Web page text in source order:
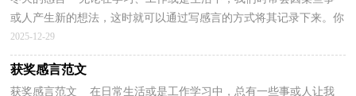
或人产生新的想法，这时就可以通过写感言的方式将其记录下来。你
想好怎么写感言了吗？下面是小编整理的冬天的感言...
2025-12-29
获奖感言范文
获奖感言范文 在日常生活或是工作学习中，总有一些事或人让我